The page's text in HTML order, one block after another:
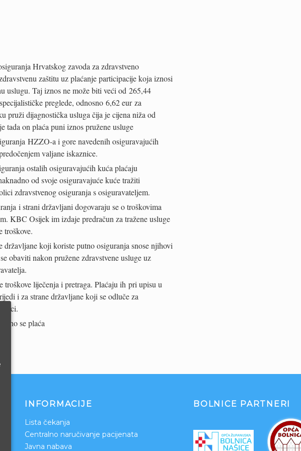
Hrvatskog zavoda za zdravstveno
zaštitu uz plaćanje participacije koja iznosi
uslugu. Taj iznos ne može biti veći od 265,44
preglede, odnosno 6,62 eur za
pruži dijagnostička usluga čija je cijena niža od
tada on plaća puni iznos pružene usluge
HZZO-a i gore navedenih osiguravajućih
valjane iskaznice.
ostalih osiguravajućih kuća plaćaju
od svoje osiguravajuće kuće tražiti
zdravstvenog osiguranja s osiguravateljem.
i strani državljani dogovaraju se o troškovima
KBC Osijek im izdaje predračun za tražene usluge
troškove.
državljane koji koriste putno osiguranja snose njihovi
obaviti nakon pružene zdravstvene usluge uz
troškove liječenja i pretraga. Plaćaju ih pri upisu u
i za strane državljane koji se odluče za
se plaća
INFORMACIJE
Lista čekanja
Centralno naručivanje pacijenata
Javna nabava
BOLNICE PARTNERI